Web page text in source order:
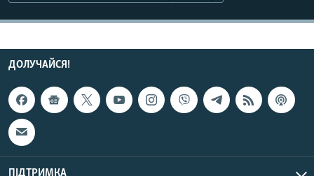
РУС
КТАТ
ДОЛУЧАЙСЯ!
ДОЛУЧАЙСЯ!
ПІДТРИМКА